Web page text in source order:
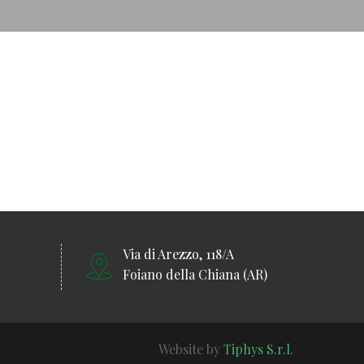
Via di Arezzo, 118/A
Foiano della Chiana (AR)
Website byTiphys S.r.l.